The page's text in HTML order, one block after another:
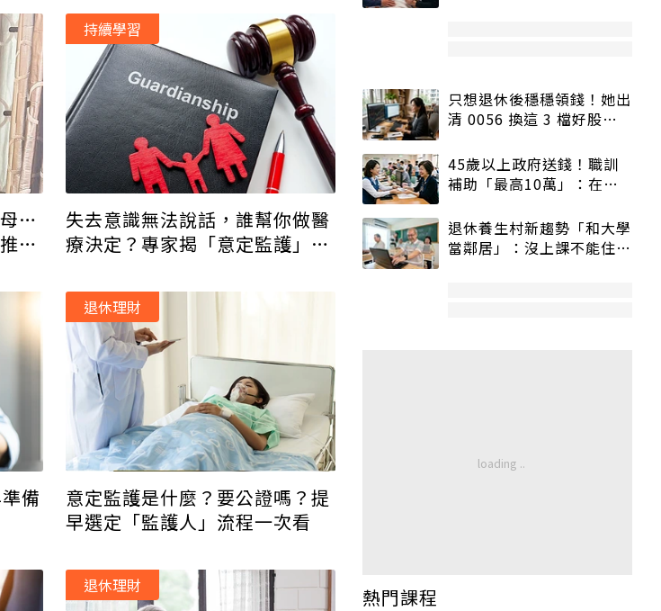
母…
失去意識無法說話，誰幫你做醫
療決定？專家揭「意定監護」可
持續學習
備
意定監護是什麼？要公證嗎？提
早選定「監護人」流程一次看
退休理財
退休理財
只想退休後穩穩領錢！她出
清 0056 換這 3 檔好股：
45歲以上政府送錢！職訓
補助「最高10萬」：在
退休養生村新趨勢「和大學
當鄰居」：沒上課不能住、
熱門課程